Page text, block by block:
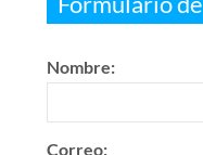
Nombre:
Correo: